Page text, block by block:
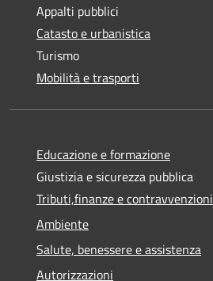
Appalti pubblici
Catasto e urbanistica
Turismo
Mobilità e trasporti
Educazione e formazione
Giustizia e sicurezza pubblica
Tributi,finanze e contravvenzioni
Ambiente
Salute, benessere e assistenza
Autorizzazioni